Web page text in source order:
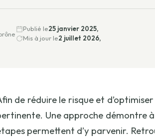
Publié le25 janvier 2025,
Mis à jour le2 juillet 2026,
de réduire le risque et d’optimiser
Une approche démontre
permettent d’y parvenir.